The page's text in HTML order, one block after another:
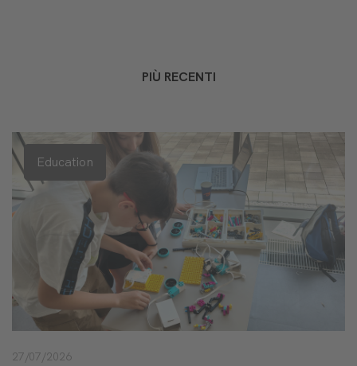
PIÙ RECENTI
Education
27/07/2026